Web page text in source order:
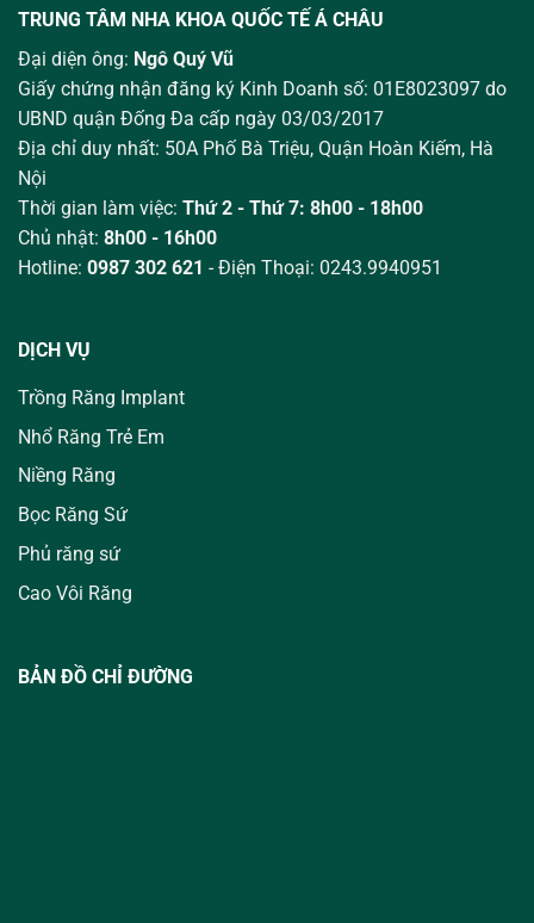
TRUNG TÂM NHA KHOA QUỐC TẾ Á CHÂU
Đại diện ông: Ngô Quý Vũ
Giấy chứng nhận đăng ký Kinh Doanh số: 01E8023097 do
UBND quận Đống Đa cấp ngày 03/03/2017
Địa chỉ duy nhất: 50A Phố Bà Triệu, Quận Hoàn Kiếm, Hà
Nội
Thời gian làm việc: Thứ 2 - Thứ 7: 8h00 - 18h00
Chủ nhật: 8h00 - 16h00
Hotline: 0987 302 621 - Điện Thoại: 0243.9940951
DỊCH VỤ
Trồng Răng Implant
Nhổ Răng Trẻ Em
Niềng Răng
Bọc Răng Sứ
Phủ răng sứ
Cao Vôi Răng
BẢN ĐỒ CHỈ ĐƯỜNG